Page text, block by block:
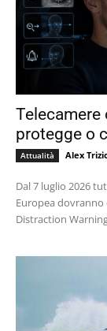
Telecamere
protegge o
Attualità Alex
Dal 7 luglio 2026
Europea dovranno
Distraction